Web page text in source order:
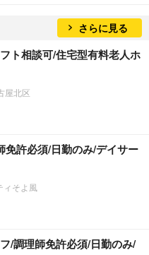
さらに見る
ト相談可/住宅型有料老人ホ
屋北区
免許必須/日勤のみ/デイサー
ィそよ風
/調理師免許必須/日勤のみ/